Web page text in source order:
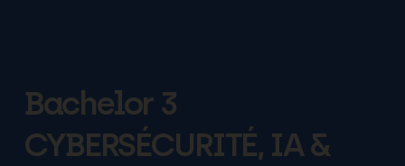
Bachelor 3
CYBERSÉCURITÉ, IA &